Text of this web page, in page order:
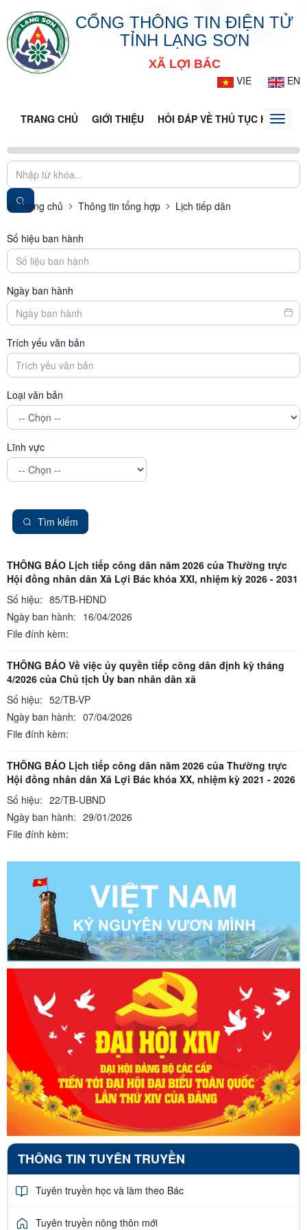
CỔNG THÔNG TIN ĐIỆN TỬ
TỈNH LẠNG SƠN
XÃ LỢI BÁC
VIE
EN
TRANG CHỦ GIỚI THIỆU HỎI ĐÁP VỀ THỦ TỤC HÀNHToggle
Trang chủ Thông tin tổng hợp Lịch tiếp dân
Số hiệu ban hành
Ngày ban hành
Trích yếu văn bản
Loại văn bản
Lĩnh vực
Tìm kiếm
THÔNG BÁO Lịch tiếp công dân năm 2026 của Thường trực
Hội đồng nhân dân Xã Lợi Bác khóa XXI, nhiệm kỳ 2026 - 2031
Số hiệu: 85/TB-HĐND
Ngày ban hành: 16/04/2026
File đính kèm:
THÔNG BÁO Về việc ủy quyền tiếp công dân định kỳ tháng
4/2026 của Chủ tịch Ủy ban nhân dân xã
Số hiệu: 52/TB-VP
Ngày ban hành: 07/04/2026
File đính kèm:
THÔNG BÁO Lịch tiếp công dân năm 2026 của Thường trực
Hội đồng nhân dân Xã Lợi Bác khóa XX, nhiệm kỳ 2021 - 2026
Số hiệu: 22/TB-UBND
Ngày ban hành: 29/01/2026
File đính kèm:
THÔNG TIN TUYÊN TRUYỀN
Tuyên truyền học và làm theo Bác
Tuyên truyền nông thôn mới